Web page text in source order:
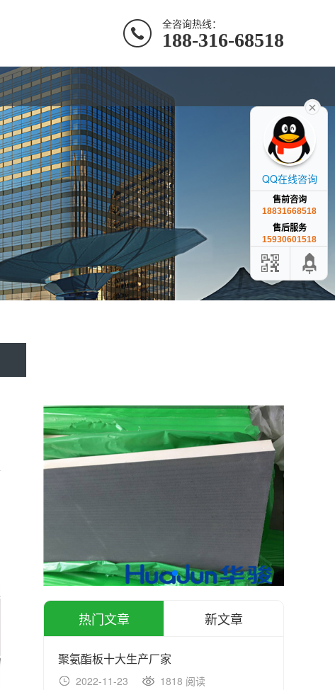
全咨询热线：
188-316-68518
热门文章 新文章
聚氨酯板十大生产厂家
2022-11-23 1818 阅读
QQ在线咨询
售前咨询
18831668518
售后服务
15930601518